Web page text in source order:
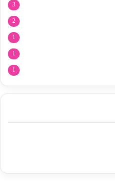
3
2
1
1
1